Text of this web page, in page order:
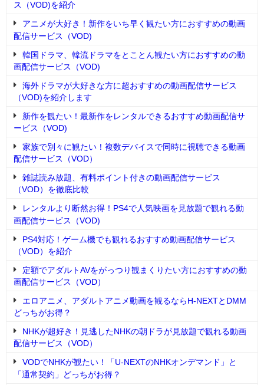
ス（VOD)を紹介
アニメが大好き！新作をいち早く観たい方におすすめの動画
配信サービス（VOD)
韓国ドラマ、韓流ドラマをとことん観たい方におすすめの動
画配信サービス（VOD)
海外ドラマが大好きな方に超おすすめの動画配信サービス
（VOD)を紹介します
新作を観たい！最新作をレンタルできるおすすめ動画配信サ
ービス（VOD)
家族で別々に観たい！複数デバイスで同時に視聴できる動画
配信サービス（VOD）
雑誌読み放題、有料ポイント付きの動画配信サービス
（VOD）を徹底比較
レンタルより断然お得！PS4で人気映画を見放題で観れる動
画配信サービス（VOD)
PS4対応！ゲーム機でも観れるおすすめ動画配信サービス
（VOD）を紹介
定額でアダルトAVをがっつり観まくりたい方におすすめの動
画配信サービス（VOD）
エロアニメ、アダルトアニメ動画を観るならH-NEXTとDMM
どっちがお得？
NHKが超好き！見逃したNHKの朝ドラが見放題で観れる動画
配信サービス（VOD）
VODでNHKが観たい！「U-NEXTのNHKオンデマンド」と
「通常契約」どっちがお得？